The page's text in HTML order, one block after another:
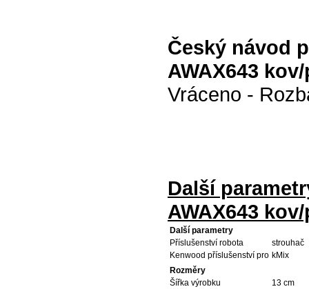
Český návod
AWAX643
Vráceno -
Další
AWAX643
Další parametry
Příslušenství robota
strouhač
Kenwood příslušenství pro kMix
Rozměry
Šířka výrobku
13 cm